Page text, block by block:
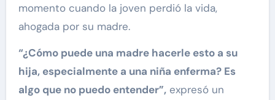
momento cuando la joven perdió la vida,
ahogada por su madre.
“¿Cómo puede una madre hacerle esto a su
hija, especialmente a una niña enferma? Es
algo que no puedo entender”,expresó un